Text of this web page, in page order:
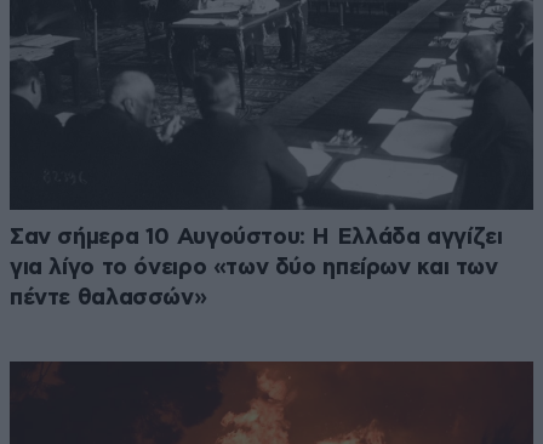
Σαν σήμερα 10 Αυγούστου: Η Ελλάδα αγγίζει
για λίγο το όνειρο «των δύο ηπείρων και των
πέντε θαλασσών»